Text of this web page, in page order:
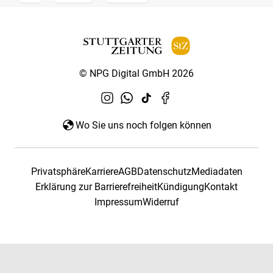
© NPG Digital GmbH 2026
Wo Sie uns noch folgen können
PrivatsphäreKarriereAGBDatenschutzMediadaten
Erklärung zur BarrierefreiheitKündigungKontakt
ImpressumWiderruf